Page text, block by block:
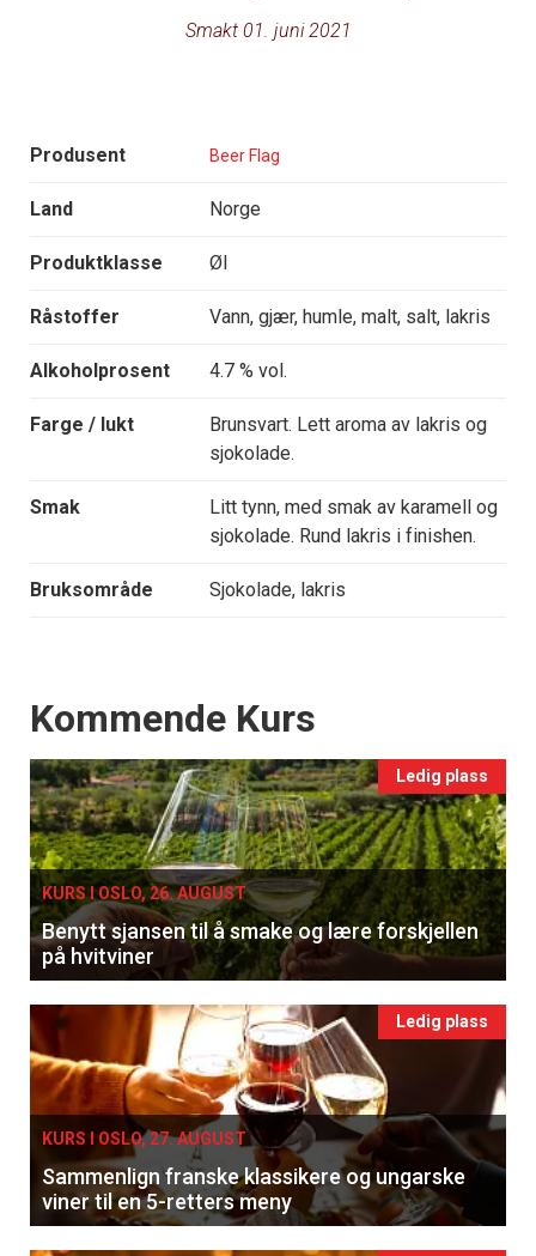
Smakt 01. juni 2021
Produsent Beer Flag
Land Norge
Produktklasse Øl
Råstoffer Vann, gjær, humle, malt, salt, lakris
Alkoholprosent 4.7 % vol.
Farge / lukt
Brunsvart. Lett aroma av lakris og
sjokolade.
Smak
Litt tynn, med smak av karamell og
sjokolade. Rund lakris i finishen.
Bruksområde Sjokolade, lakris
Events
Kommende Kurs
Ledig plass
KURS I OSLO, 26. AUGUST
Benytt sjansen til å smake og lære forskjellen
på hvitviner
Ledig plass
KURS I OSLO, 27. AUGUST
Sammenlign franske klassikere og ungarske
viner til en 5-retters meny